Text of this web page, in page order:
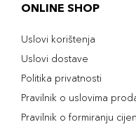
ONLINE SHOP
Uslovi korištenja
Uslovi dostave
Politika privatnosti
Pravilnik o uslovima
Pravilnik o formiranju